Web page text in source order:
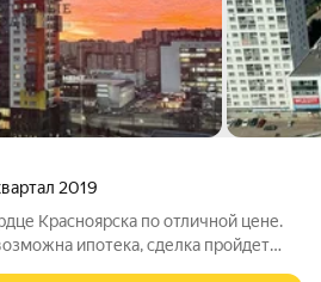
2019
Красноярска по отличной цене.
ипотека, сделка пройдет